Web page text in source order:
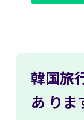
韓国旅
あ りま